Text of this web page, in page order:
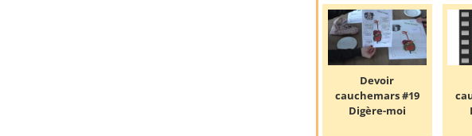
Devoir
cauchemars #19
Digère-moi